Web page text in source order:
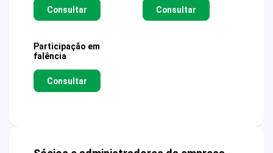
Consultar Consultar
Participação em
falência
Consultar